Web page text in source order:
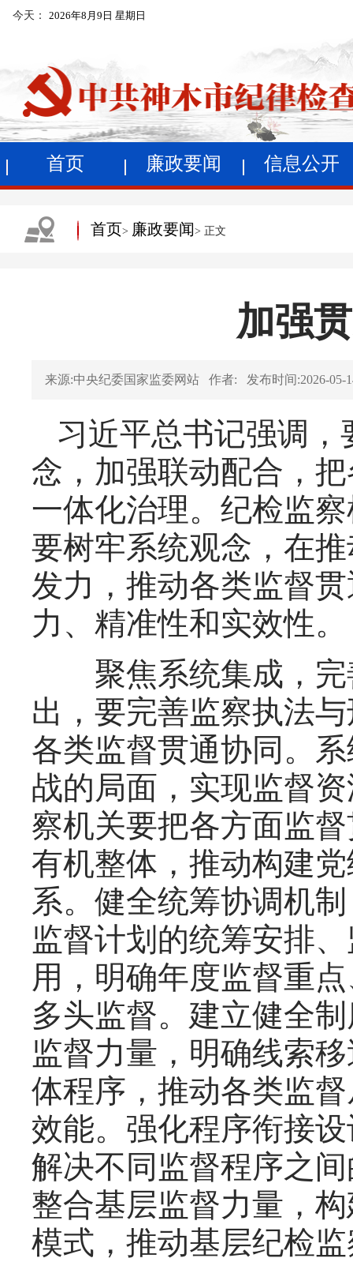
今天： 2026年8月9日 星期日
首页 廉政要闻 信息公开
首页> 廉政要闻> 正文
加强
来源:中央纪委国家监委网站 作者: 发布时间:2026-05-
习近平总书记强调
念，加强联动配合，
一体化治理。纪检监
要树牢系统观念，在
发力，推动各类监督
力、精准性和实效性。
聚焦系统集成，完
出，要完善监察执法
各类监督贯通协同。
战的局面，实现监督
察机关要把各方面监
有机整体，推动构建
系。健全统筹协调机
监督计划的统筹安排
用，明确年度监督重
多头监督。建立健全
监督力量，明确线索
体程序，推动各类监
效能。强化程序衔接
解决不同监督程序之
整合基层监督力量，
模式，推动基层纪检